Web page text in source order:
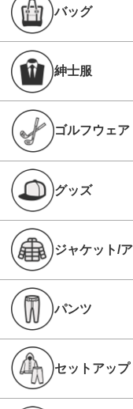
バッグ
紳士服
ゴルフウェア
グッズ
ジャケット/
パンツ
セットアップ